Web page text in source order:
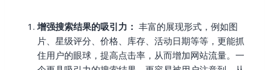
增强搜索结果的吸引力： 丰富的展现形式，例如图
片、星级评分、价格、库存、活动日期等等，更能抓
住用户的眼球，提高点击率，从而增加网站流量。一